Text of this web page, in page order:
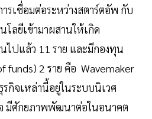
รเชื่อมต่อระหว่างสตาร์ตอัพ กับ
โลยีเข้ามาผสานให้เกิด
ปแล้ว 11 ราย และมีกองทุน
funds) 2 ราย คือ Wavemaker
กิจเหล่านี้อยู่ในระบบนิเวศ
มีศักยภาพพัฒนาต่อในอนาคต